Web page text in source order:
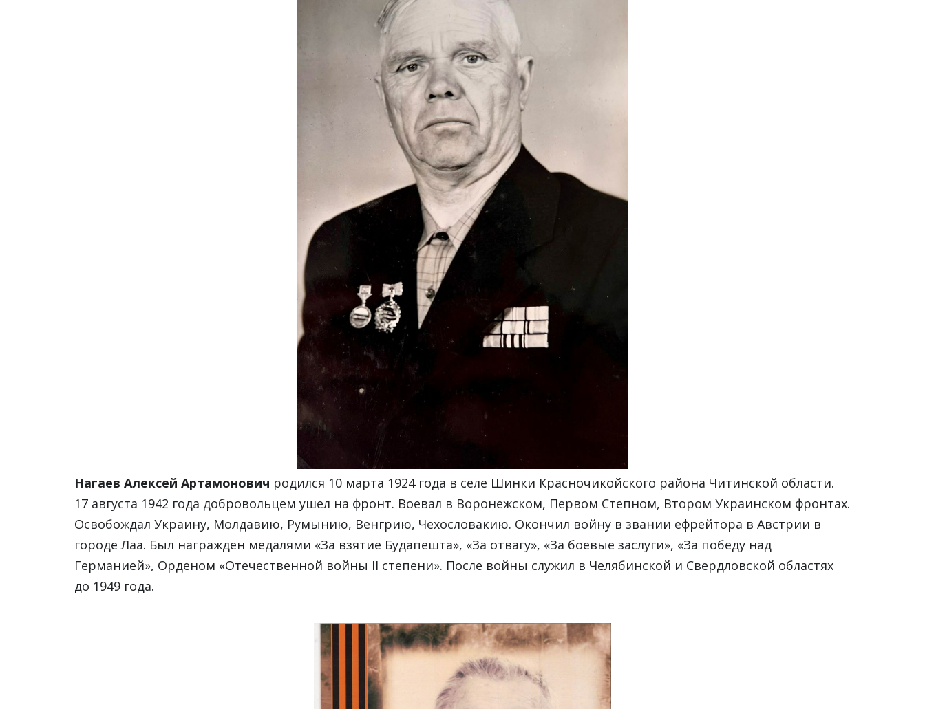
Нагаев Алексей Артамонович родился 10 марта 1924 года в селе Шинки Красночикойского района Читинской области.
17 августа 1942 года добровольцем ушел на фронт. Воевал в Воронежском, Первом Степном, Втором Украинском фронтах.
Освобождал Украину, Молдавию, Румынию, Венгрию, Чехословакию. Окончил войну в звании ефрейтора в Австрии в
городе Лаа. Был награжден медалями «За взятие Будапешта», «За отвагу», «За боевые заслуги», «За победу над
Германией», Орденом «Отечественной войны II степени». После войны служил в Челябинской и Свердловской областях
до 1949 года.